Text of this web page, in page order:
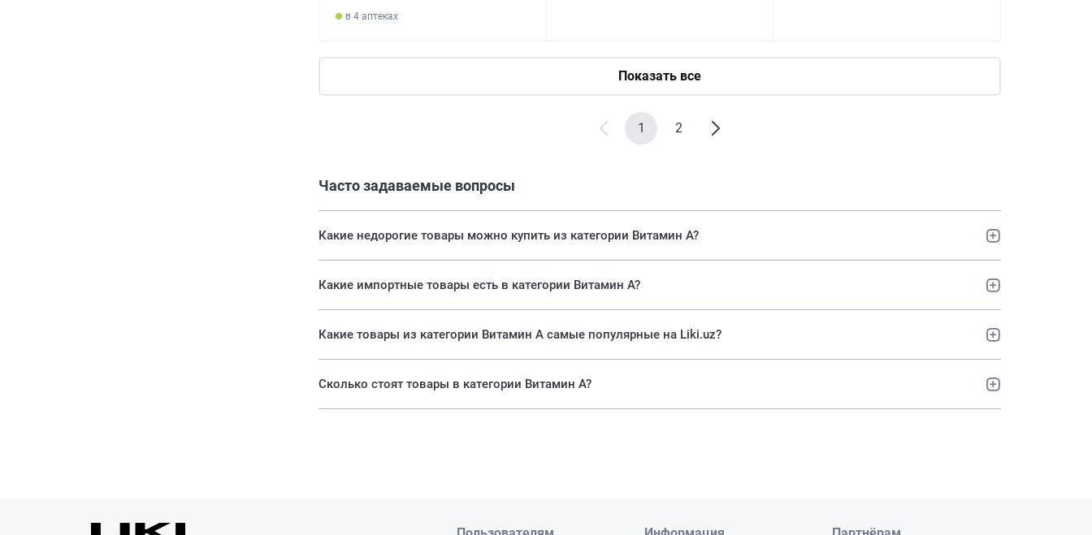
в 4 аптеках
Показать все
1 2
Часто задаваемые вопросы
Какие недорогие товары можно купить из категории Витамин А?
Какие импортные товары есть в категории Витамин А?
Какие товары из категории Витамин А самые популярные на Liki.uz?
Сколько стоят товары в категории Витамин А?